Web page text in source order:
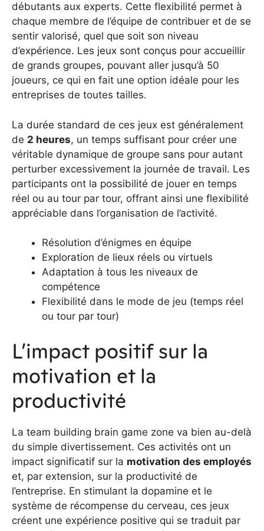
débutants aux experts. Cette flexibilité permet à
chaque membre de l’équipe de contribuer et de se
sentir valorisé, quel que soit son niveau
d’expérience. Les jeux sont conçus pour accueillir
de grands groupes, pouvant aller jusqu’à 50
joueurs, ce qui en fait une option idéale pour les
entreprises de toutes tailles.
La durée standard de ces jeux est généralement
de 2 heures, un temps suffisant pour créer une
véritable dynamique de groupe sans pour autant
perturber excessivement la journée de travail. Les
participants ont la possibilité de jouer en temps
réel ou au tour par tour, offrant ainsi une flexibilité
appréciable dans l’organisation de l’activité.
Résolution d’énigmes en équipe
Exploration de lieux réels ou virtuels
Adaptation à tous les niveaux de
compétence
Flexibilité dans le mode de jeu (temps réel
ou tour par tour)
L’impact positif sur la
motivation et la
productivité
La team building brain game zone va bien au-delà
du simple divertissement. Ces activités ont un
impact significatif sur la motivation des employés
et, par extension, sur la productivité de
l’entreprise. En stimulant la dopamine et le
système de récompense du cerveau, ces jeux
créent une expérience positive qui se traduit par